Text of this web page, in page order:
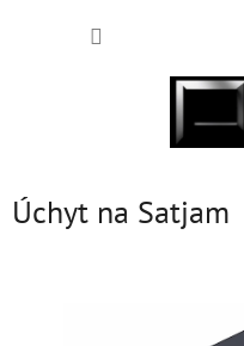
Úchyt na Satjam